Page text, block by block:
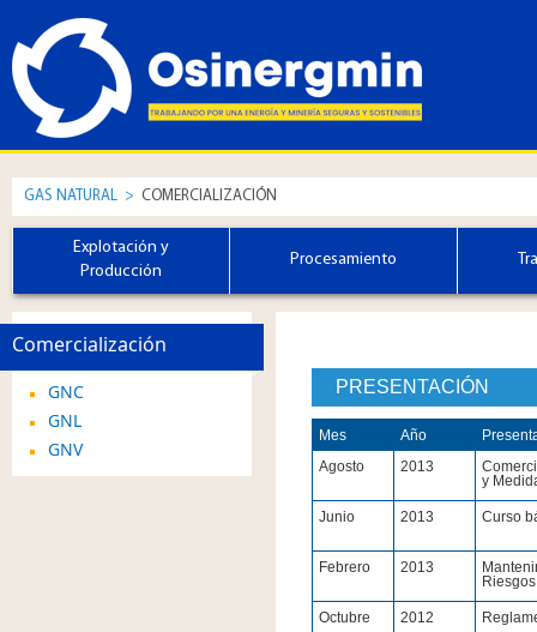
GAS NATURAL > COMERCIALIZACIÓN
Explotación y
Producción
Procesamiento
GNC
GNL
GNV
Comercialización
PRESENTACIÓN
Mes Año
Agosto
2013
y
Junio 2013 Curso
Febrero 2013
Octubre 2012